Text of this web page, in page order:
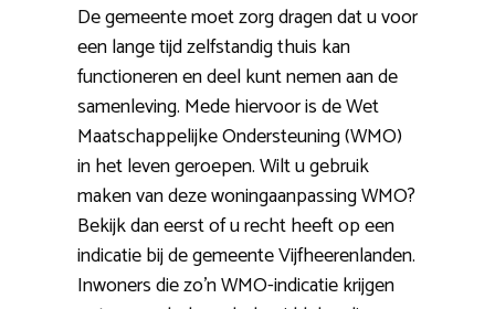
De gemeente moet zorg dragen dat u voor
een lange tijd zelfstandig thuis kan
functioneren en deel kunt nemen aan de
samenleving. Mede hiervoor is de Wet
Maatschappelijke Ondersteuning (WMO)
in het leven geroepen. Wilt u gebruik
maken van deze woningaanpassing WMO?
Bekijk dan eerst of u recht heeft op een
indicatie bij de gemeente Vijfheerenlanden.
Inwoners die zo’n WMO-indicatie krijgen